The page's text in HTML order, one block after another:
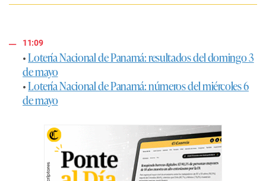
11:09
•Lotería Nacional de Panamá: resultados del domingo 3
de mayo
•Lotería Nacional de Panamá: números del miércoles 6
de mayo